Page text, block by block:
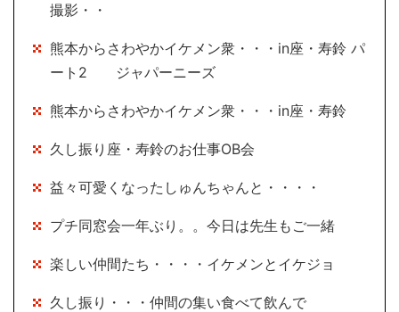
撮影・・
熊本からさわやかイケメン衆・・・in座・寿鈴 パ
ート2 ジャパーニーズ
熊本からさわやかイケメン衆・・・in座・寿鈴
久し振り座・寿鈴のお仕事OB会
益々可愛くなったしゅんちゃんと・・・・
プチ同窓会一年ぶり。。今日は先生もご一緒
楽しい仲間たち・・・・イケメンとイケジョ
久し振り・・・仲間の集い食べて飲んで